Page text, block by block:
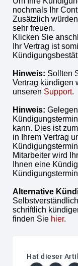
nochmals Ihr
Zusätzlich
sehr freuen.
Klicken Sie
Ihr Vertrag ist
Hinweis: Sollten
Vertrag kündigen
unseren Support.
Hinweis:
kann. Dies ist
in Ihrem Vertrag
Mitarbeiter wird
Ihnen eine
Alternative
schriftlich
finden Sie hier.
Hat dieser